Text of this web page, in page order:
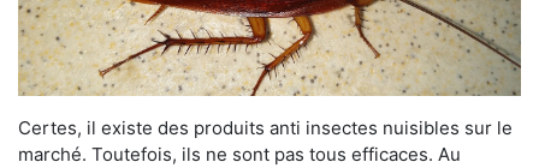
Certes, il existe des produits anti insectes nuisibles sur le
marché. Toutefois, ils ne sont pas tous efficaces. Au